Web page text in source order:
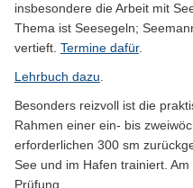
insbesondere die Arbeit mit
Thema ist Seesegeln;
vertieft. Termine dafür.
Lehrbuch dazu
Besonders reizvoll ist die
Rahmen einer ein- bis
erforderlichen 300 sm
See und im Hafen trainiert.
Prüfung.